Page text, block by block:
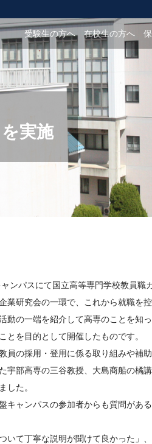
受験生の方へ 在校生の方へ
実施
ンパスにて国立高等専門学校教員職
業研究会の一環で、これから就職を
動の一端を紹介して高専のことを知
とを目的として開催したものです。
員の採用・登用に係る取り組みや補
宇部高専の三谷教授、大島商船の橘
した。
キャンパスの参加者からも質問があ
いて丁寧な説明が聞けて良かった」